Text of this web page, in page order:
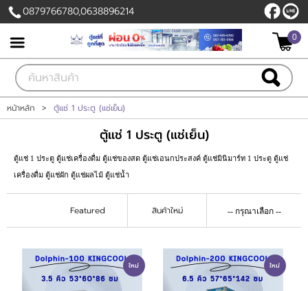
เข้าสู่ระบบ สมัครสมาชิก
สินค้าที่สนใจ
สินค้า
ลูกค้าของเรา
แผนกสินค้า
บัญชีผู้ใช้
0879766780,0638896214
0
หน้าหลัก > ตู้แช่ 1 ประตู (แช่เย็น)
ตู้แช่ 1 ประตู (แช่เย็น)
ตู้แช่ 1 ประตู ตู้แช่เครื่องดื่ม ตู้แช่ของสด ตู้แช่เอนกประสงค์ ตู้แช่มินิมาร์ท 1 ประตู ตู้แช่
เครื่องดื่ม ตู้แช่ผัก ตู้แช่ผลไม้ ตู้แช่น้ำ
Featured สินค้าใหม่
ใหม่ ใหม่